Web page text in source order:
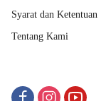
Syarat dan Ketentuan
Tentang Kami